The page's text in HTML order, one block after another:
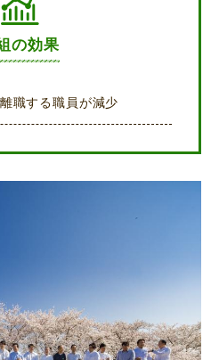
の効果
職する職員が減少